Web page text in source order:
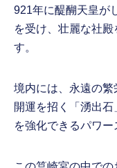
921年に醍醐天皇が
を受け、壮麗な社
す。
境内には、永遠の
開運を招く「湧出
を強化できるパワー